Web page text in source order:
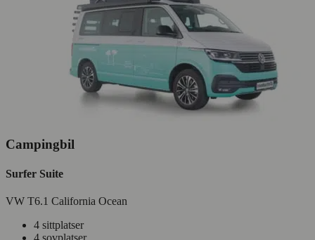
Campingbil
Surfer Suite
VW T6.1 California Ocean
4 sittplatser
4 sovplatser